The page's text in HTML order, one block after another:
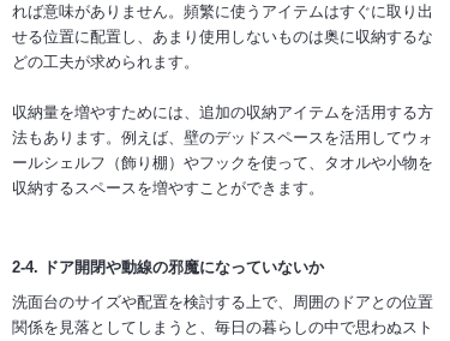
れば意味がありません。頻繁に使うアイテムはすぐに取り出
せる位置に配置し、あまり使用しないものは奥に収納するな
どの工夫が求められます。
収納量を増やすためには、追加の収納アイテムを活用する方
法もあります。例えば、壁のデッドスペースを活用してウォ
ールシェルフ（飾り棚）やフックを使って、タオルや小物を
収納するスペースを増やすことができます。
2-4. ドア開閉や動線の邪魔になっていないか
洗面台のサイズや配置を検討する上で、周囲のドアとの位置
関係を見落としてしまうと、毎日の暮らしの中で思わぬスト